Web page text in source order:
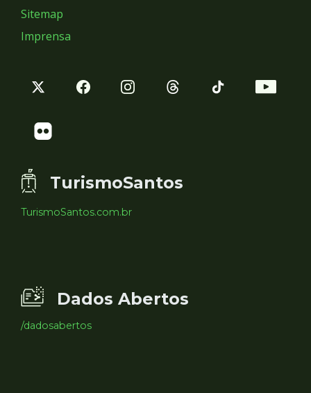
Sitemap
Imprensa
TurismoSantos
TurismoSantos.com.br
Dados Abertos
/dadosabertos